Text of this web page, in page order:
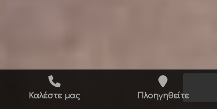
Καλέστε μας Πλοηγηθείτε